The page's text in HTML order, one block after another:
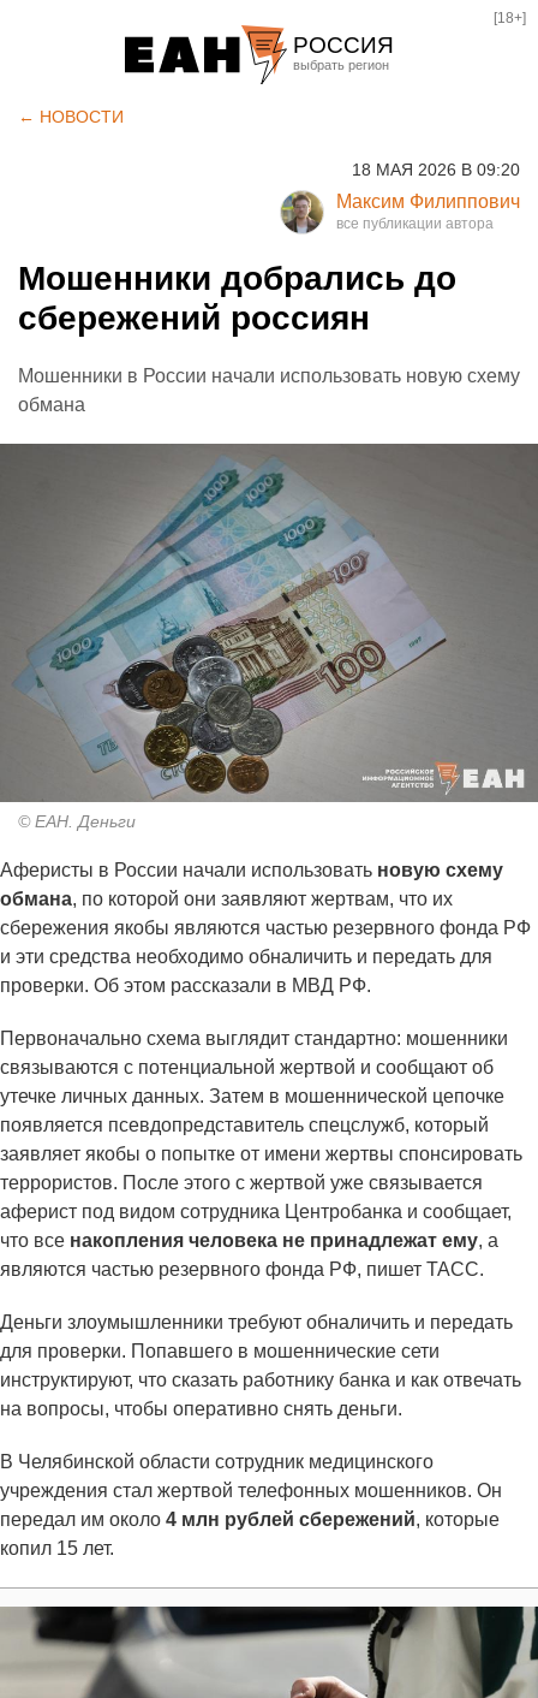
РОССИЯ
Курган
Оренбург
[18+]
← НОВОСТИ
18 МАЯ 2026 В 09:20
Максим Филиппович
Мошенники добрались до
сбережений россиян
Мошенники в России начали использовать новую схему
обмана
© ЕАН. Деньги
Аферисты в России начали использовать новую схему
обмана, по которой они заявляют жертвам, что их
сбережения якобы являются частью резервного фонда РФ
и эти средства необходимо обналичить и передать для
проверки. Об этом рассказали в МВД РФ.
Первоначально схема выглядит стандартно: мошенники
связываются с потенциальной жертвой и сообщают об
утечке личных данных. Затем в мошеннической цепочке
появляется псевдопредставитель спецслужб, который
заявляет якобы о попытке от имени жертвы спонсировать
террористов. После этого с жертвой уже связывается
аферист под видом сотрудника Центробанка и сообщает,
что все накопления человека не принадлежат ему, а
являются частью резервного фонда РФ, пишет ТАСС.
Деньги злоумышленники требуют обналичить и передать
для проверки. Попавшего в мошеннические сети
инструктируют, что сказать работнику банка и как отвечать
на вопросы, чтобы оперативно снять деньги.
В Челябинской области сотрудник медицинского
учреждения стал жертвой телефонных мошенников. Он
передал им около 4 млн рублей сбережений, которые
копил 15 лет.